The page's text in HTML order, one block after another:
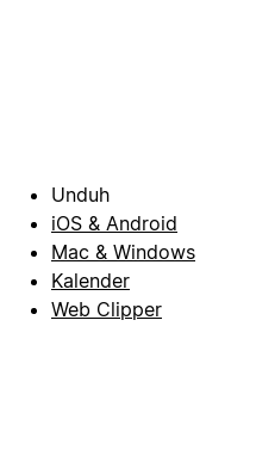
Unduh
iOS & Android
Mac & Windows
Kalender
Web Clipper